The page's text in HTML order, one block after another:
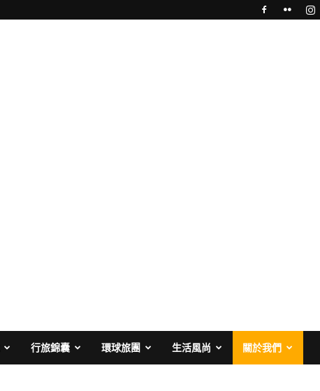
行旅錦囊 環球旅團 生活風尚 關於我們